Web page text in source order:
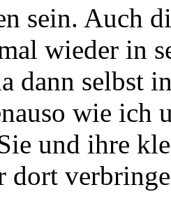
sein. Auch
wieder in
dann selbst
wie ich
und ihre
dort